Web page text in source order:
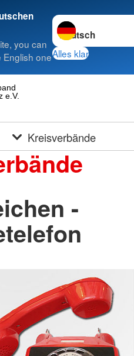
you can
English one
Sprache wechseln
Alles klar
e.V.
Kreisverbände
-